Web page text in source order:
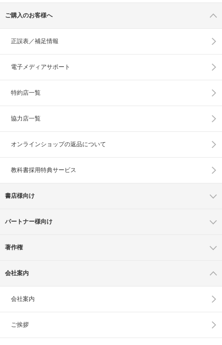
ご購入のお客様へ
正誤表／補足情報
電子メディアサポート
特約店一覧
協力店一覧
オンラインショップの返品について
教科書採用特典サービス
書店様向け
パートナー様向け
著作権
会社案内
会社案内
ご挨拶